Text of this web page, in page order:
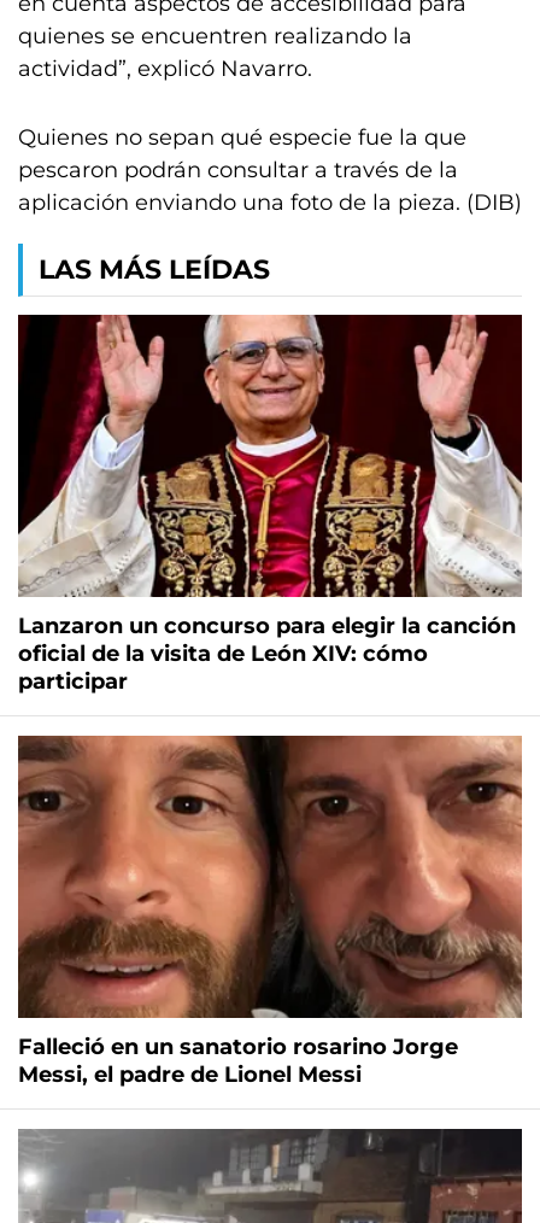
quienes se encuentren realizando la
actividad”, explicó Navarro.
Quienes no sepan qué especie fue la que
pescaron podrán consultar a través de la
aplicación enviando una foto de la pieza. (DIB)
LAS MÁS LEÍDAS
Lanzaron un concurso para elegir la canción
oficial de la visita de León XIV: cómo
participar
Falleció en un sanatorio rosarino Jorge
Messi, el padre de Lionel Messi